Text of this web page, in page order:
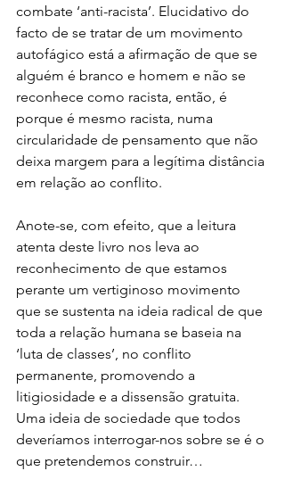
combate ‘anti-racista’. Elucidativo do
facto de se tratar de um movimento
autofágico está a afirmação de que se
alguém é branco e homem e não se
reconhece como racista, então, é
porque é mesmo racista, numa
circularidade de pensamento que não
deixa margem para a legítima distância
em relação ao conflito.
Anote-se, com efeito, que a leitura
atenta deste livro nos leva ao
reconhecimento de que estamos
perante um vertiginoso movimento
que se sustenta na ideia radical de que
toda a relação humana se baseia na
‘luta de classes’, no conflito
permanente, promovendo a
litigiosidade e a dissensão gratuita.
Uma ideia de sociedade que todos
deveríamos interrogar-nos sobre se é o
que pretendemos construir…